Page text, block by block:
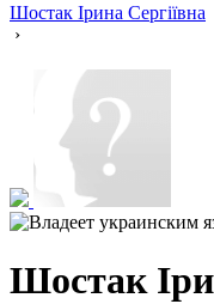
Шостак Ірина Сергіївна
›
Шостак